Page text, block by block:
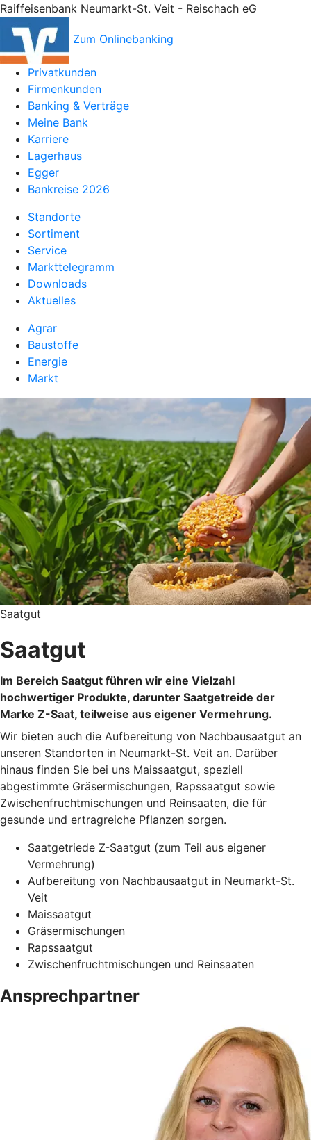
Raiffeisenbank Neumarkt-St. Veit - Reischach eG
Zum Onlinebanking
Privatkunden
Firmenkunden
Banking & Verträge
Meine Bank
Karriere
Lagerhaus
Egger
Bankreise 2026
Standorte
Sortiment
Service
Markttelegramm
Downloads
Aktuelles
Agrar
Baustoffe
Energie
Markt
Saatgut
Saatgut
Im Bereich Saatgut führen wir eine Vielzahl
hochwertiger Produkte, darunter Saatgetreide der
Marke Z-Saat, teilweise aus eigener Vermehrung.
Wir bieten auch die Aufbereitung von Nachbausaatgut an
unseren Standorten in Neumarkt-St. Veit an. Darüber
hinaus finden Sie bei uns Maissaatgut, speziell
abgestimmte Gräsermischungen, Rapssaatgut sowie
Zwischenfruchtmischungen und Reinsaaten, die für
gesunde und ertragreiche Pflanzen sorgen.
Saatgetriede Z-Saatgut (zum Teil aus eigener
Vermehrung)
Aufbereitung von Nachbausaatgut in Neumarkt-St.
Veit
Maissaatgut
Gräsermischungen
Rapssaatgut
Zwischenfruchtmischungen und Reinsaaten
Ansprechpartner